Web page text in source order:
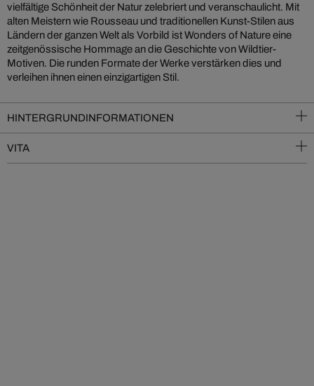
vielfältige Schönheit der Natur zelebriert und veranschaulicht. Mit
alten Meistern wie Rousseau und traditionellen Kunst-Stilen aus
Ländern der ganzen Welt als Vorbild ist Wonders of Nature eine
zeitgenössische Hommage an die Geschichte von Wildtier-
Motiven. Die runden Formate der Werke verstärken dies und
verleihen ihnen einen einzigartigen Stil.
HINTERGRUNDINFORMATIONEN
VITA